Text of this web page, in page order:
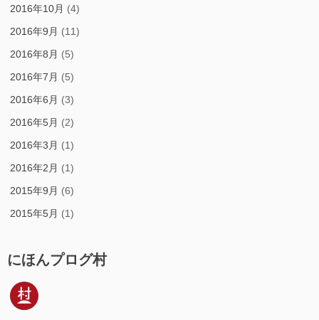
2016年10月 (4)
2016年9月 (11)
2016年8月 (5)
2016年7月 (5)
2016年6月 (3)
2016年5月 (2)
2016年3月 (1)
2016年2月 (1)
2015年9月 (6)
2015年5月 (1)
にほんプログ村